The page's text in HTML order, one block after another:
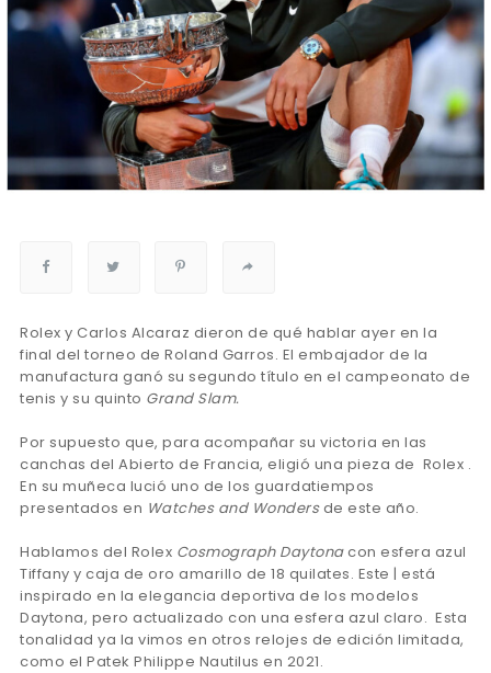
Rolex y Carlos Alcaraz dieron de qué hablar ayer en la
final del torneo de Roland Garros. El embajador de la
manufactura ganó su segundo título en el campeonato de
tenis y su quinto Grand Slam.
Por supuesto que, para acompañar su victoria en las
canchas del Abierto de Francia, eligió una pieza de Rolex .
En su muñeca lució uno de los guardatiempos
presentados en Watches and Wondersde este año.
Hablamos del Rolex Cosmograph Daytonacon esfera azul
Tiffany y caja de oro amarillo de 18 quilates. Este | está
inspirado en la elegancia deportiva de los modelos
Daytona, pero actualizado con una esfera azul claro. Esta
tonalidad ya la vimos en otros relojes de edición limitada,
como el Patek Philippe Nautilus en 2021.